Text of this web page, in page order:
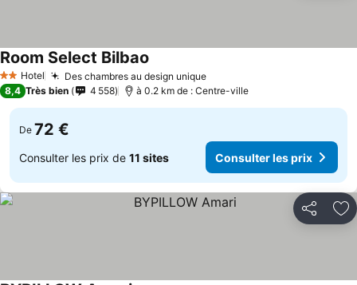
2 Étoiles
Hotel Des chambres au design uniqueConsulter les prix
Room Select Bilbao
8,4 Très bien 4 558 à 0.2 km de : Centre-ville
De 72 €
Consulter les prix de 11 sites Consulter les prix
Partager